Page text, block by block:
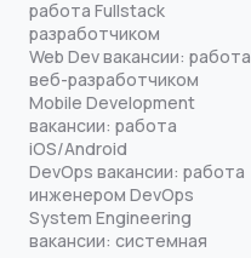
работа Fullstack
разработчиком
Web Dev вакансии: работа
веб-разработчиком
Mobile Development
вакансии: работа
iOS/Android
DevOps вакансии: работа
инженером DevOps
System Engineering
вакансии: системная